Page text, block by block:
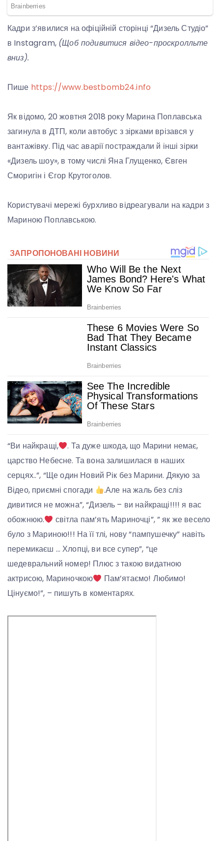
Кадри з’явилися на офіційній сторінці “Дизель Студіо”
в Instagram, (Щоб подивитися відео-проскролльте
вниз).
Пише https://www.bestbomb24.info
Як відомо, 20 жовтня 2018 року Марина Поплавська
загинула в ДТП, коли автобус з зірками врізався у
вантажівку. Під час аварії постраждали й інші зірки
«Дизель шоу», в тому числі Яна Глущенко, Євген
Сморигін і Єгор Крутоголов.
Користувачі мережі бурхливо відреагували на кадри з
Мариною Поплавською.
“Ви найкращі,
. Та дуже шкода, що Марини немає,
царство Небесне. Та вона залишилася в наших
серцях..”, “Ще один Новий Рік без Марини. Дякую за
Відео, приємні спогади
.Але на жаль без сліз
дивитися не можна”, “Дизель – ви найкращі!!!! я вас
обожнюю.
світла пам’ять Мариночці”, ” як же весело
було з Мариною!!! На її тлі, нову “пампушечку” навіть
перемикаєш … Хлопці, ви все супер”, “це
шедевральний номер! Плюс з такою видатною
актрисою, Мариночкою
Пам’ятаємо! Любимо!
Цінуємо!”, – пишуть в коментарях.